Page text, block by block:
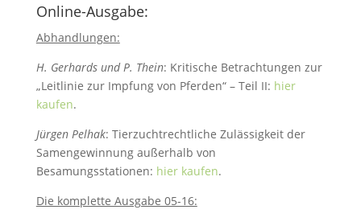
Online-Ausgabe:
Abhandlungen:
H. Gerhards und P. Thein: Kritische Betrachtungen zur
„Leitlinie zur Impfung von Pferden“ – Teil II: hier
kaufen.
Jürgen Pelhak: Tierzuchtrechtliche Zulässigkeit der
Samengewinnung außerhalb von
Besamungsstationen: hier kaufen.
Die komplette Ausgabe 05-16: